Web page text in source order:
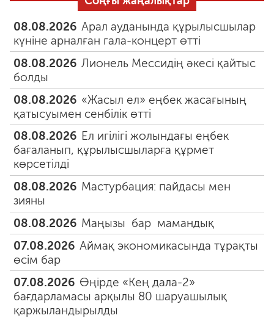
08.08.2026 Арал ауданында құрылысшылар
күніне арналған гала-концерт өтті
08.08.2026 Лионель Мессидің әкесі қайтыс
болды
08.08.2026 «Жасыл ел» еңбек жасағының
қатысуымен сенбілік өтті
08.08.2026 Ел игілігі жолындағы еңбек
бағаланып, құрылысшыларға құрмет
көрсетілді
08.08.2026 Мастурбация: пайдасы мен
зияны
08.08.2026 Маңызы бар мамандық
07.08.2026 Аймақ экономикасында тұрақты
өсім бар
07.08.2026 Өңірде «Кең дала-2»
бағдарламасы арқылы 80 шаруашылық
қаржыландырылды